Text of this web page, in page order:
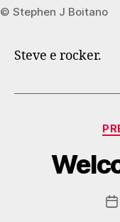
© Stephen J Boitano
Steve e rocker.